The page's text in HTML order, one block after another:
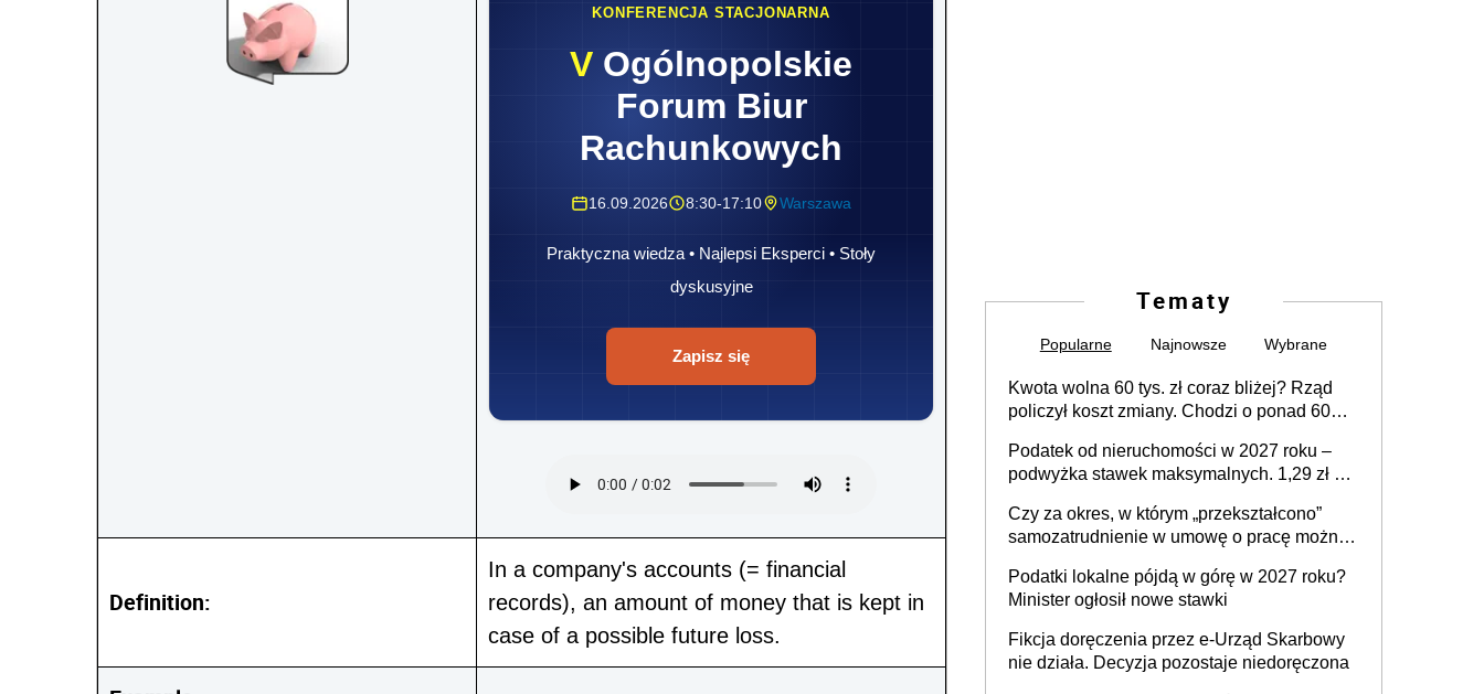
KONFERENCJA STACJONARNA
V Ogólnopolskie
Forum Biur
Rachunkowych
16.09.2026 8:30-17:10 Warszawa
Praktyczna wiedza • Najlepsi Eksperci • Stoły
dyskusyjne
Zapisz się
Definition:
In a company's accounts (= financial
records), an amount of money that is kept in
case of a possible future loss.
Tematy
Popularne Najnowsze Wybrane
Kwota wolna 60 tys. zł coraz bliżej? Rząd
policzył koszt zmiany. Chodzi o ponad 60
Podatek od nieruchomości w 2027 roku –
podwyżka stawek maksymalnych. 1,29 zł za
budynków i lokali związanych z
prowadzeniem działalności gospodarczej
Czy za okres, w którym „przekształcono”
samozatrudnienie w umowę o pracę można
umowy cywilnoprawnej jedynym
racjonalnym wyjściem
Podatki lokalne pójdą w górę w 2027 roku?
Minister ogłosił nowe stawki
Fikcja doręczenia przez e-Urząd Skarbowy
nie działa. Decyzja pozostaje niedoręczona